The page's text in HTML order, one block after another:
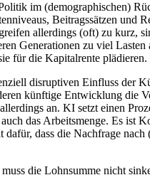
im (demographischen)
Beitragssätzen und
allerdings (oft) zu kurz,
Generationen zu viel
für die Kapitalrente plädieren.
disruptiven Einfluss der
künftige Entwicklung
an. KI setzt einen
das Arbeitsmenge. Es ist
dass die Nachfrage
die Lohnsumme nicht